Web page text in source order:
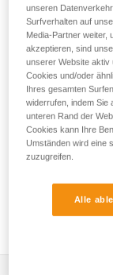
HOW TO
prevention
unseren
Surfverhalten auf
Media-Partner weiter,
akzeptieren, sind
unserer Website aktiv
Cookies und/oder
Ihres gesamten
widerrufen, indem Sie
unteren Rand der
Cookies kann Ihre
Umständen wird eine
zuzugreifen.
Alle